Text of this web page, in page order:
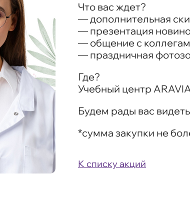
Что вас ждет?
— дополнительная
— презентация
— общение с
— праздничная
Где?
Учебный центр
Будем рады вас
*сумма закупки не
К списку акций